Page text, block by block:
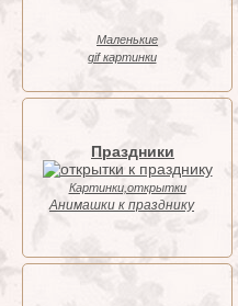
Маленькие
gif картинки
Праздники
Картинки,открытки
Анимашки к празднику